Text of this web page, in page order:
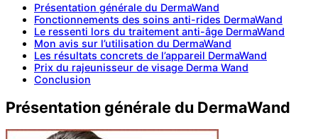
Présentation générale du DermaWand
Fonctionnements des soins anti-rides DermaWand
Le ressenti lors du traitement anti-âge DermaWand
Mon avis sur l’utilisation du DermaWand
Les résultats concrets de l’appareil DermaWand
Prix du rajeunisseur de visage Derma Wand
Conclusion
Présentation générale du DermaWand